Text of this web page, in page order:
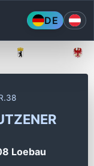
DE
Loebau